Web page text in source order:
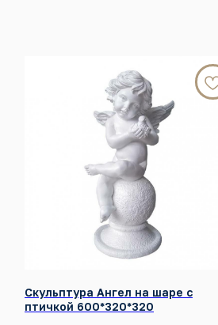
Скульптура Ангел на шаре с
птичкой 600*320*320